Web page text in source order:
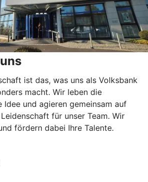
ist das, was uns als Volksbank
macht. Wir leben die
Idee und agieren gemeinsam auf
für unser Team. Wir
fördern dabei Ihre Talente.